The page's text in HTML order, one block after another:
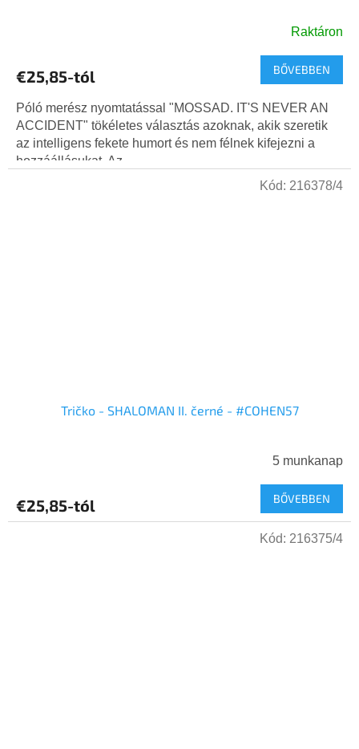
Raktáron
€25,85-tól BŐVEBBEN
Póló merész nyomtatással "MOSSAD. IT'S NEVER AN
ACCIDENT" tökéletes választás azoknak, akik szeretik
az intelligens fekete humort és nem félnek kifejezni a
hozzáállásukat. Az...
Tričko - SHALOMAN II. černé - #COHEN57
5 munkanap
€25,85-tól BŐVEBBEN
Kód: 216378/4
Kód: 216375/4